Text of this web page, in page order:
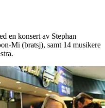
en konsert av Stephan
Mi (bratsj), samt 14 musikere